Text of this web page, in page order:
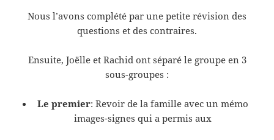
Nous l’avons complété par une petite révision des
questions et des contraires.
Ensuite, Joëlle et Rachid ont séparé le groupe en 3
sous-groupes :
Le premier: Revoir de la famille avec un mémo
images-signes qui a permis aux